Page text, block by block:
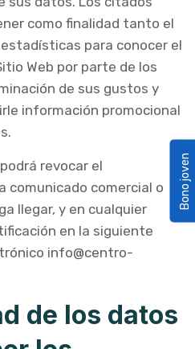
como finalidad tanto el
para conocer el
Web por parte de los
de sus gustos y
información promocional
revocar el
comunicado comercial o
llegar, y en cualquier
en la siguiente
info@centro-
de los datos
Bono joven